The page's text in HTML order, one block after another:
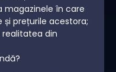
în care
prețurile acestora;
din